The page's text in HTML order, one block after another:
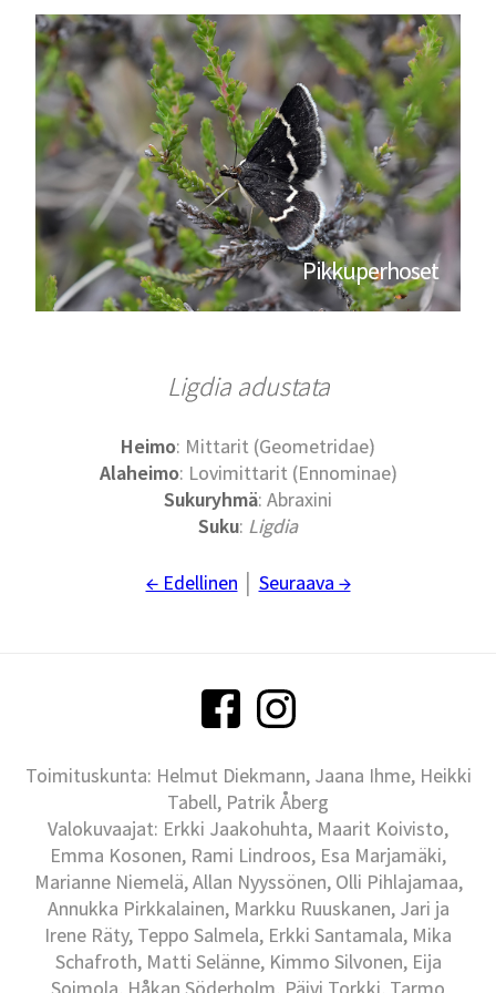
Pikkuperhoset
Ligdia adustata
Heimo: Mittarit (Geometridae)
Alaheimo: Lovimittarit (Ennominae)
Sukuryhmä: Abraxini
Suku: Ligdia
← Edellinen Seuraava →
Toimituskunta: Helmut Diekmann, Jaana Ihme, Heikki
Tabell, Patrik Åberg
Valokuvaajat: Erkki Jaakohuhta, Maarit Koivisto,
Emma Kosonen, Rami Lindroos, Esa Marjamäki,
Marianne Niemelä, Allan Nyyssönen, Olli Pihlajamaa,
Annukka Pirkkalainen, Markku Ruuskanen, Jari ja
Irene Räty, Teppo Salmela, Erkki Santamala, Mika
Schafroth, Matti Selänne, Kimmo Silvonen, Eija